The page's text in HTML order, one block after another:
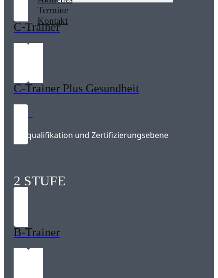
Termine
Kontakt
C-Trainer
C-Trainer Plus Gesundheit
Vorqualifikation und Zertifizierungsebene
2 STUFE
B-Trainer